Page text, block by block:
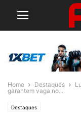
Home Destaques
garantem vaga no...
Destaques